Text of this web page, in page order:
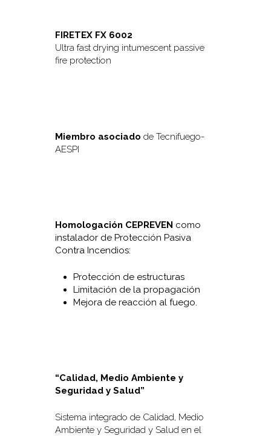
FIRETEX FX 6002
Ultra fast drying intumescent passive
fire protection
Miembro asociado de Tecnifuego-
AESPI
Homologación CEPREVEN como
instalador de Protección Pasiva
Contra Incendios:
Protección de estructuras
Limitación de la propagación
Mejora de reacción al fuego.
“Calidad, Medio Ambiente y
Seguridad y Salud”
Sistema integrado de Calidad, Medio
Ambiente y Seguridad y Salud en el